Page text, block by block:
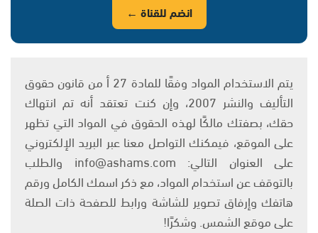
انضم للقناة ←
يتم الاستخدام المواد وفقًا للمادة 27 أ من قانون حقوق
التأليف والنشر 2007، وإن كنت تعتقد أنه تم انتهاك
حقك، بصفتك مالكًا لهذه الحقوق في المواد التي تظهر
على الموقع، فيمكنك التواصل معنا عبر البريد الإلكتروني
على العنوان التالي: info@ashams.com والطلب
بالتوقف عن استخدام المواد، مع ذكر اسمك الكامل ورقم
هاتفك وإرفاق تصوير للشاشة ورابط للصفحة ذات الصلة
على موقع الشمس. وشكرًا!